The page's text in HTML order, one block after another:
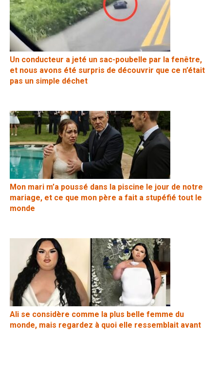
Un conducteur a jeté un sac-poubelle par la fenêtre,
et nous avons été surpris de découvrir que ce n’était
pas un simple déchet
Mon mari m’a poussé dans la piscine le jour de notre
mariage, et ce que mon père a fait a stupéfié tout le
monde
Ali se considère comme la plus belle femme du
monde, mais regardez à quoi elle ressemblait avant